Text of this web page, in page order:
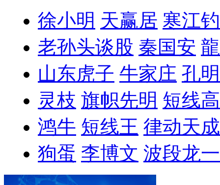
徐小明 天赢居 寒江
老孙头谈股 秦国安
山东虎子 牛家庄 孔
灵枝 旗帜先明 短线
鸿牛 短线王 律动天成
狗蛋 李博文 波段龙一